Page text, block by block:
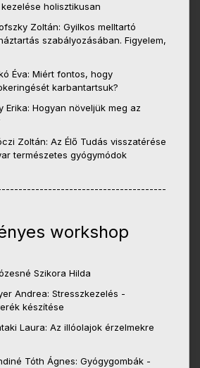
holisztikusan
Zoltán: Gyilkos melltartó
szabályozásában. Figyelem,
Éva: Miért fontos, hogy
karbantartsuk?
Erika: Hogyan növeljük meg az
Zoltán: Az Élő Tudás visszatérése
természetes gyógymódok
workshop
Szikora Hilda
Andrea: Stresszkezelés -
készítése
Laura: Az illóolajok érzelmekre
Tóth Ágnes: Gyógygombák -